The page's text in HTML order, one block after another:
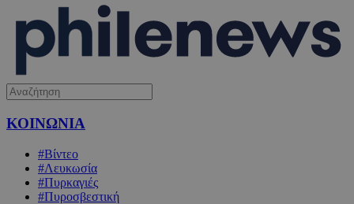
ΚΟΙΝΩΝΙΑ
#Βίντεο
#Λευκωσία
#Πυρκαγιές
#Πυροσβεστική